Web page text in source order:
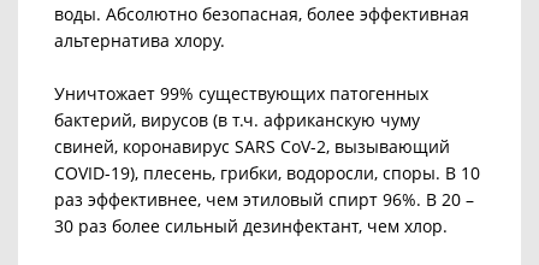
воды. Абсолютно безопасная, более эффективная
альтернатива хлору.
Уничтожает 99% существующих патогенных
бактерий, вирусов (в т.ч. африканскую чуму
свиней, коронавирус SARS CoV-2, вызывающий
COVID-19), плесень, грибки, водоросли, споры. В 10
раз эффективнее, чем этиловый спирт 96%. В 20 –
30 раз более сильный дезинфектант, чем хлор.